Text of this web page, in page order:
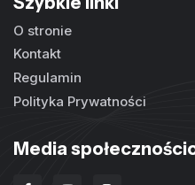
O stronie
Kontakt
Regulamin
Polityka Prywatności
Media